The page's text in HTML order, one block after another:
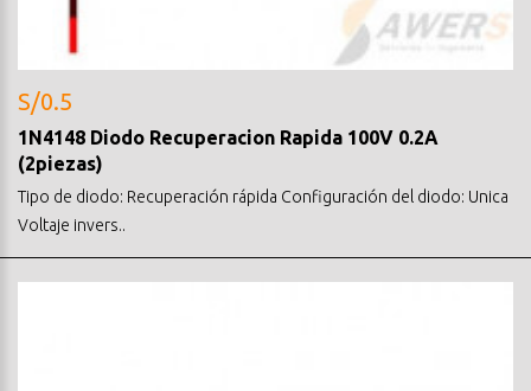
S/0.5
1N4148 Diodo Recuperacion Rapida 100V 0.2A
(2piezas)
Tipo de diodo: Recuperación rápida Configuración del diodo: Unica
Voltaje invers..